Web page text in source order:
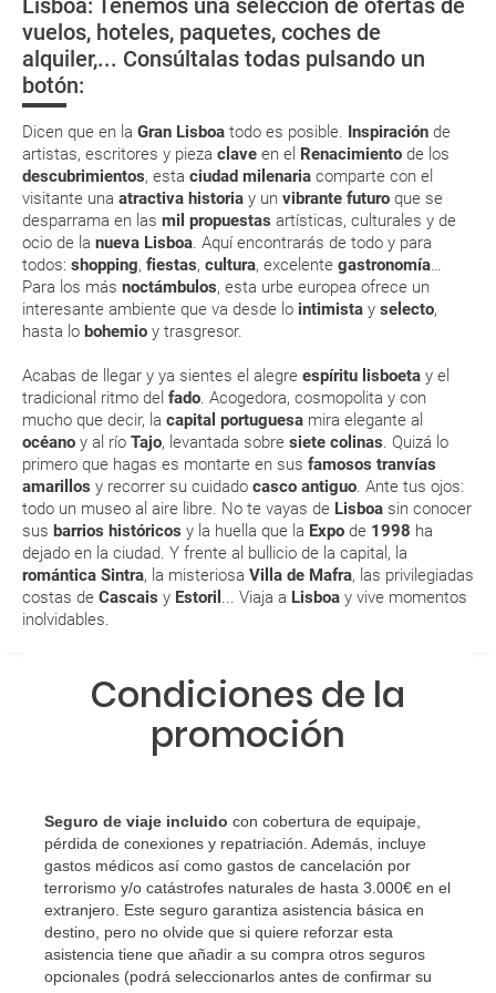
vuelos, hoteles, paquetes, coches de
alquiler,... Consúltalas todas pulsando un
botón:
Dicen que en la Gran Lisboa todo es posible. Inspiración de
artistas, escritores y pieza clave en el Renacimiento de los
descubrimientos, esta ciudad milenaria comparte con el
visitante una atractiva historia y un vibrante futuro que se
desparrama en las mil propuestas artísticas, culturales y de
ocio de la nueva Lisboa . Aquí encontrarás de todo y para
todos: shopping, fiestas, cultura, excelente gastronomía
Para los más noctámbulos, esta urbe europea ofrece un
interesante ambiente que va desde lo intimista y selecto,
hasta lo bohemio y trasgresor.
Acabas de llegar y ya sientes el alegre espíritu lisboeta y el
tradicional ritmo del fado . Acogedora, cosmopolita y con
mucho que decir, la capital portuguesa mira elegante al
océano y al río Tajo, levantada sobre siete colinas . Quizá lo
primero que hagas es montarte en sus famosos tranvías
amarillos y recorrer su cuidado casco antiguo . Ante tus ojos:
todo un museo al aire libre. No te vayas de Lisboa sin conocer
sus barrios históricos y la huella que la Expo de 1998 ha
dejado en la ciudad. Y frente al bullicio de la capital, la
romántica Sintra, la misteriosa Villa de Mafra, las privilegiadas
costas de Cascais y Estoril ... Viaja a Lisboa y vive momentos
inolvidables.
Rumbo al centro
de la ciudad
Torre de Belém
Conocer los
Quinta
¿Cómo llegar?
¿Dónde alojarse?
Eso sí, deberás estar atento si viajas con una compañía low cost, debido
a que muchas de ellas exigen la presentación de la tarjeta de embarque
(que deberás realizar a través de su web) para que no te carguen un
suplemento extra en el mismo aeropuerto.
En caso de tener que enviarte la documentación de un paquete
vacacional (Caribe, circuitos, tours...) te enviaremos la documentación
de tu reserva alrededor de 10 días antes de salida, la cual deberás
imprimir y llevar contigo en el viaje.
Esta documentación te será requerida en el mostrador de la compañía
aérea a la hora de realizar el check-in el día de la salida.
MODIFICACIÓN ó CANCELACIÓN ¿Puedo anular o
modificar una reserva del viaje? ¿Qué gastos puede
¿Qué caducidad debe tener mi pasaporte para ir
a...?
¿Con cuánta antelación tengo que estar en el
aeropuerto?
RESERVAR ¿Cómo puedo reservar un viaje de
paquete vacacional en la página web?
quedado de pendiente de confirmación ¿Cómo
sabré si se confirma el viaje?
¿Cómo sé si hay plazas disponibles en el viaje que
Si tengo los traslados incluidos, ¿dónde debo
dirigirme?
¿Incluye algún seguro de viaje mi reserva?
¿Cuáles son las condiciones generales en las
Condiciones de la
promoción
Seguro de viaje incluido con cobertura de equipaje,
pérdida de conexiones y repatriación. Además, incluye
gastos médicos así como gastos de cancelación por
terrorismo y/o catástrofes naturales de hasta 3.000€ en el
extranjero. Este seguro garantiza asistencia básica en
destino, pero no olvide que si quiere reforzar esta
asistencia tiene que añadir a su compra otros seguros
opcionales (podrá seleccionarlos antes de confirmar su